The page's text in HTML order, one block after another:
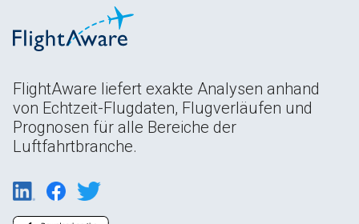
FlightAware liefert exakte Analysen anhand
von Echtzeit-Flugdaten, Flugverläufen und
Prognosen für alle Bereiche der
Luftfahrtbranche.